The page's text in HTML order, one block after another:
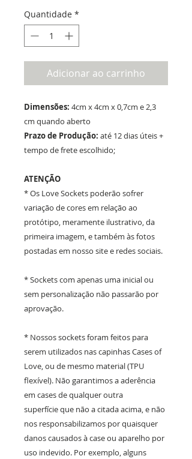
Quantidade *
Adicionar ao carrinho
Dimensões: 4cm x 4cm x 0,7cm e 2,3
cm quando aberto
Prazo de Produção: até 12 dias úteis +
tempo de frete escolhido;
ATENÇÃO
* Os Love Sockets poderão sofrer
variação de cores em relação ao
protótipo, meramente ilustrativo, da
primeira imagem, e também às fotos
postadas em nosso site e redes sociais.
* Sockets com apenas uma inicial ou
sem personalização não passarão por
aprovação.
* Nossos sockets foram feitos para
serem utilizados nas capinhas Cases of
Love, ou de mesmo material (TPU
flexível). Não garantimos a aderência
em cases de qualquer outra
superfície que não a citada acima, e não
nos responsabilizamos por quaisquer
danos causados à case ou aparelho por
uso indevido. Por exemplo, alguns